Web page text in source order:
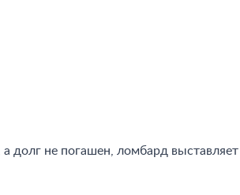
долг не погашен, ломбард выставляет